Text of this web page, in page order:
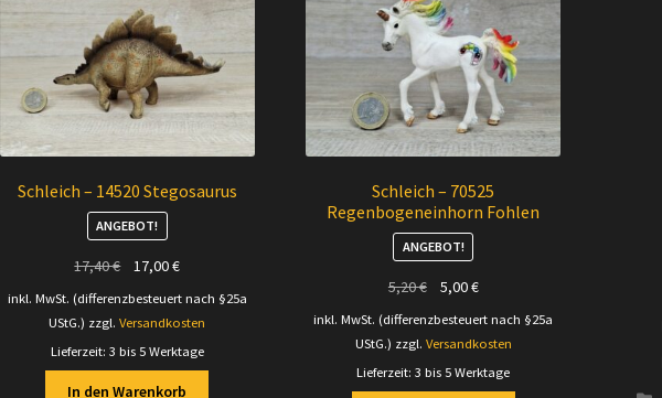
Schleich – 14520 Stegosaurus
ANGEBOT!
17,40€
Ursprünglicher
17,00€Aktueller
inkl. MwSt. (differenzbesteuert nach §25a
UStG.) zzgl.Versandkosten
Lieferzeit: 3 bis 5 Werktage
In den Warenkorb
Schleich – 70525
Regenbogeneinhorn Fohlen
ANGEBOT!
5,20€
Ursprünglicher
5,00€Aktueller
inkl. MwSt. (differenzbesteuert nach §25a
UStG.) zzgl. Versandkosten
Lieferzeit:3 bis 5 Werktage